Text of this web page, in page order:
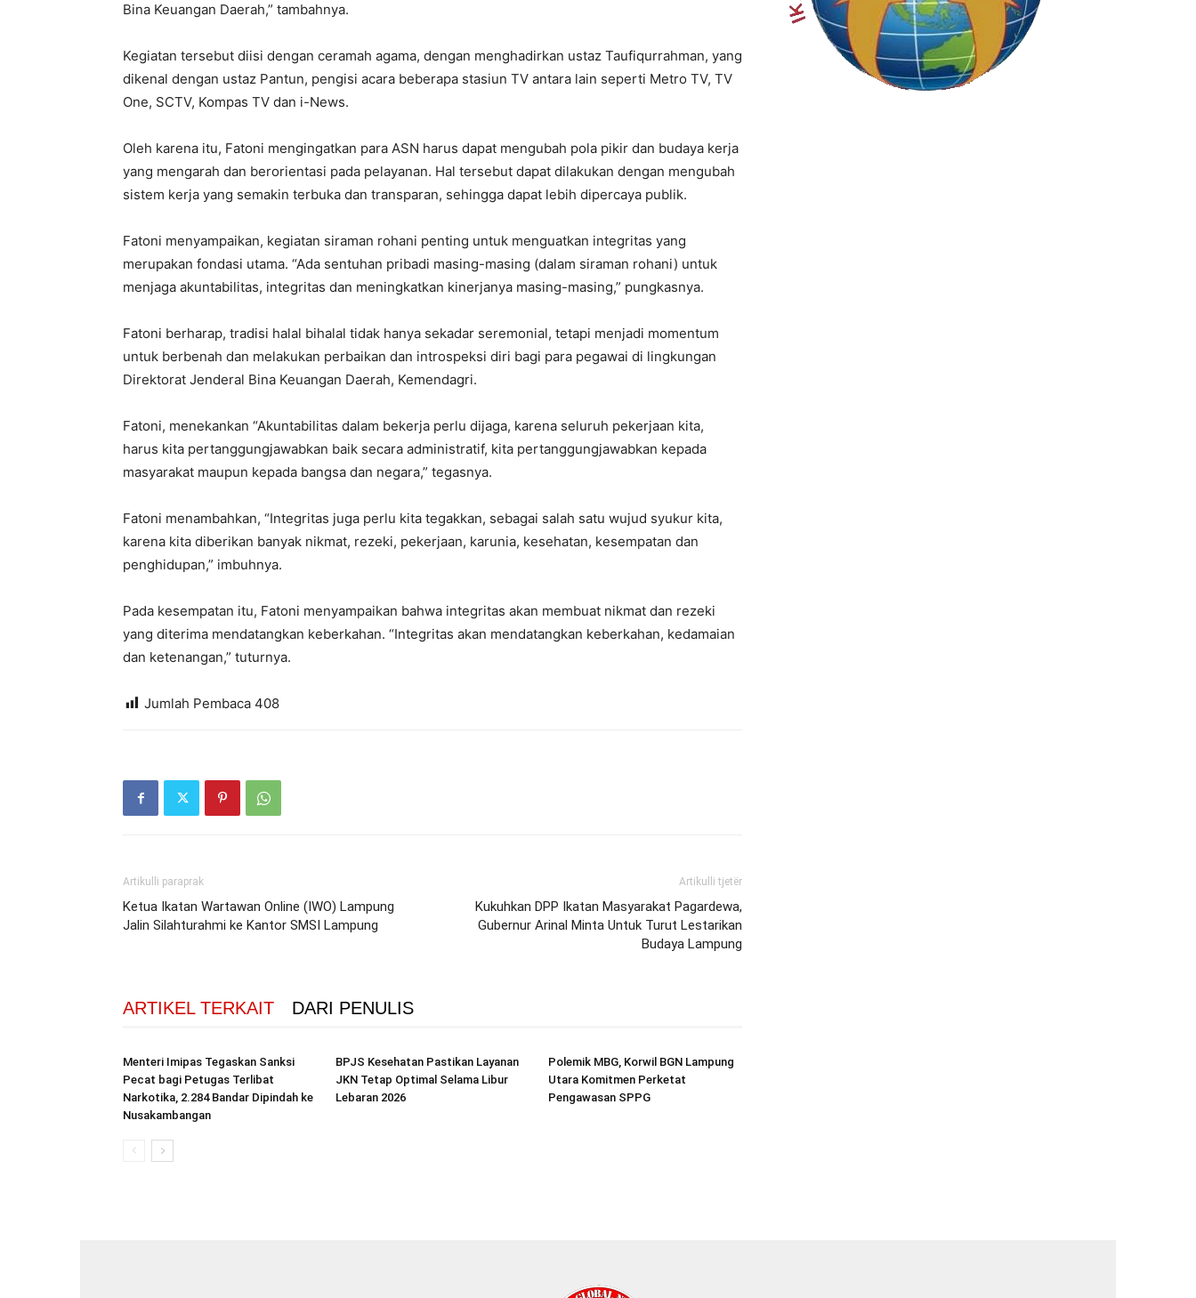
Bina Keuangan Daerah,” tambahnya.
Kegiatan tersebut diisi dengan ceramah agama, dengan menghadirkan ustaz Taufiqurrahman, yang
dikenal dengan ustaz Pantun, pengisi acara beberapa stasiun TV antara lain seperti Metro TV, TV
One, SCTV, Kompas TV dan i-News.
Oleh karena itu, Fatoni mengingatkan para ASN harus dapat mengubah pola pikir dan budaya kerja
yang mengarah dan berorientasi pada pelayanan. Hal tersebut dapat dilakukan dengan mengubah
sistem kerja yang semakin terbuka dan transparan, sehingga dapat lebih dipercaya publik.
Fatoni menyampaikan, kegiatan siraman rohani penting untuk menguatkan integritas yang
merupakan fondasi utama. “Ada sentuhan pribadi masing-masing (dalam siraman rohani) untuk
menjaga akuntabilitas, integritas dan meningkatkan kinerjanya masing-masing,” pungkasnya.
Fatoni berharap, tradisi halal bihalal tidak hanya sekadar seremonial, tetapi menjadi momentum
untuk berbenah dan melakukan perbaikan dan introspeksi diri bagi para pegawai di lingkungan
Direktorat Jenderal Bina Keuangan Daerah, Kemendagri.
Fatoni, menekankan “Akuntabilitas dalam bekerja perlu dijaga, karena seluruh pekerjaan kita,
harus kita pertanggungjawabkan baik secara administratif, kita pertanggungjawabkan kepada
masyarakat maupun kepada bangsa dan negara,” tegasnya.
Fatoni menambahkan, “Integritas juga perlu kita tegakkan, sebagai salah satu wujud syukur kita,
karena kita diberikan banyak nikmat, rezeki, pekerjaan, karunia, kesehatan, kesempatan dan
penghidupan,” imbuhnya.
Pada kesempatan itu, Fatoni menyampaikan bahwa integritas akan membuat nikmat dan rezeki
yang diterima mendatangkan keberkahan. “Integritas akan mendatangkan keberkahan, kedamaian
dan ketenangan,” tuturnya.
Jumlah Pembaca 408
Artikulli paraprak
Ketua Ikatan Wartawan Online (IWO) Lampung
Jalin Silahturahmi ke Kantor SMSI Lampung
Artikulli tjetër
Kukuhkan DPP Ikatan Masyarakat Pagardewa,
Gubernur Arinal Minta Untuk Turut Lestarikan
Budaya Lampung
ARTIKEL TERKAIT DARI PENULIS
Menteri Imipas Tegaskan Sanksi
Pecat bagi Petugas Terlibat
Narkotika, 2.284 Bandar Dipindah ke
Nusakambangan
BPJS Kesehatan Pastikan Layanan
JKN Tetap Optimal Selama Libur
Lebaran 2026
Polemik MBG, Korwil BGN Lampung
Utara Komitmen Perketat
Pengawasan SPPG